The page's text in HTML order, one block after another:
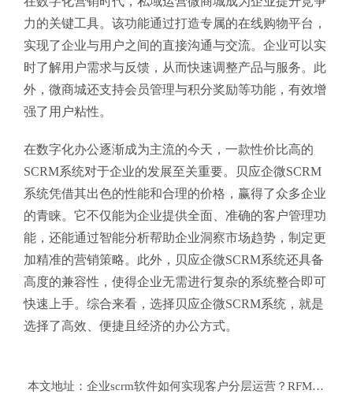
力的关键工具。该功能通过打造专属的在线购物平台，
实现了企业与用户之间的直接沟通与交流。企业可以实
时了解用户需求与反馈，从而快速调整产品与服务。此
外，微商城还支持会员管理与积分奖励等功能，有效增
强了用户粘性。
在数字化办公逐渐成为主流的今天，一款性价比高的
SCRM系统对于企业的发展至关重要。贝应企微SCRM
系统凭借其出色的性能和合理的价格，赢得了众多企业
的青睐。它不仅能为企业提供全面、准确的客户管理功
能，还能通过智能分析帮助企业洞察市场趋势，制定更
加精准的营销策略。此外，贝应企微SCRM系统还具备
高度的兼容性，使得企业无需进行复杂的系统整合即可
快速上手。综合来看，选择贝应企微SCRM系统，就是
选择了高效、便捷且经济的办公方式。
本文地址： 企业scrm软件如何实现客户分层运营？RFM模型应